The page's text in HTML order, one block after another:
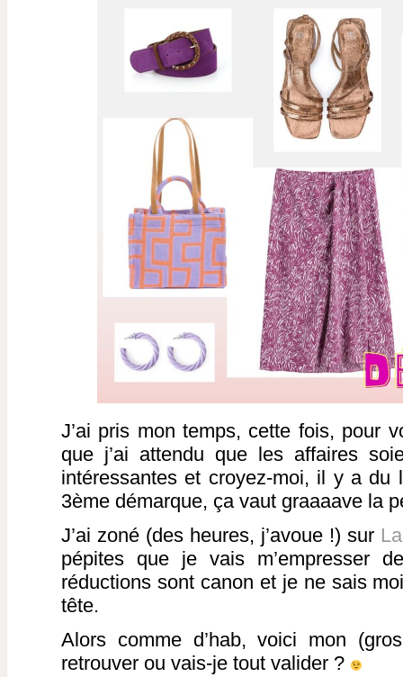
J’ai pris mon temps, cette fois, pour
que j’ai attendu que les affaires
intéressantes et croyez-moi, il y a du
3ème démarque, ça vaut graaaave la
J’ai zoné (des heures, j’avoue !) sur
pépites que je vais m’empresser
réductions sont canon et je ne sais
tête.
Alors comme d’hab, voici mon
retrouver ou vais-je tout valider ?